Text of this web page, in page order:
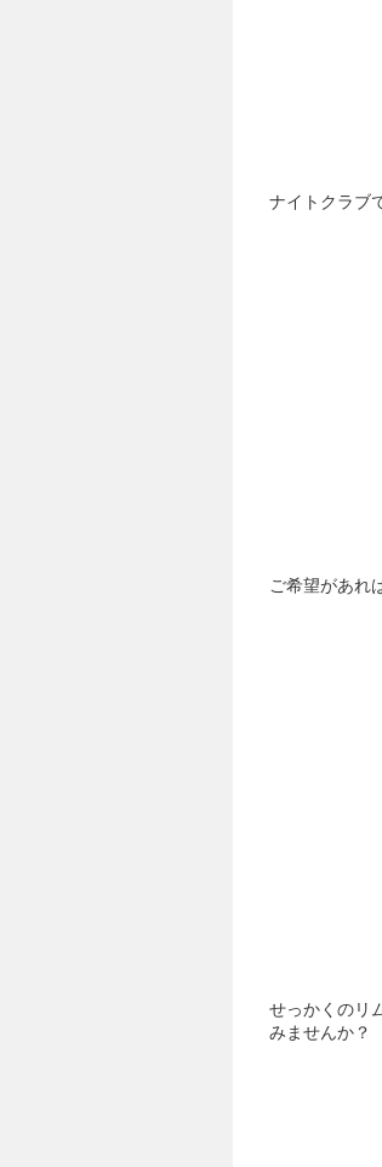
ナイトクラブ
ご希望があれ
せっかくのリ
みませんか？